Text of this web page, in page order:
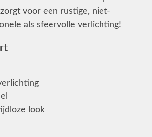
voor een rustige, niet-
als sfeervolle verlichting!
look